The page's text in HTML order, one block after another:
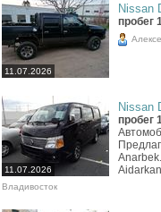
11.07.2026
Nissan
пробег
11.07.2026
Nissan
пробег
Владивосток